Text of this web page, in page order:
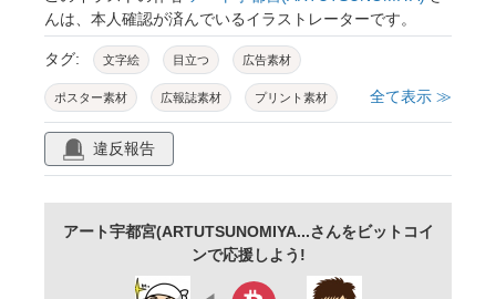
んは、本人確認が済んでいるイラストレーターです。
タグ: 文字絵 目立つ 広告素材
ポスター素材 広報誌素材 プリント素材
影 リアル 立体
全て表示 ≫
違反報告
アート宇都宮(ARTUTSUNOMIYA...さんをビットコイ
ンで応援しよう!